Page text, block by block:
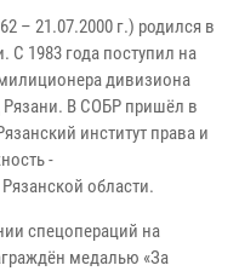
– 21.07.2000 г.) родился в
С 1983 года поступил на
дивизиона
В СОБР пришёл в
институт права и
-
области.
спецопераций на
медалью «За